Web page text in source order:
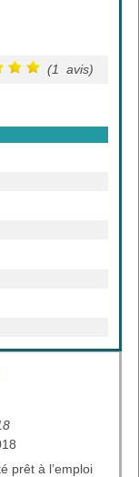
(1 avis)
prêt à l’emploi